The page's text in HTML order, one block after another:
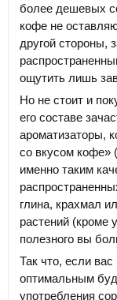
более дешевых
кофе не
другой стороны,
ощутить лишь
Но не стоит и
его составе
ароматизаторы,
со вкусом кофе»
именно таким
глина, крахмал
растений (кроме
полезного вы
Так что, если вас
оптимальным
употребления